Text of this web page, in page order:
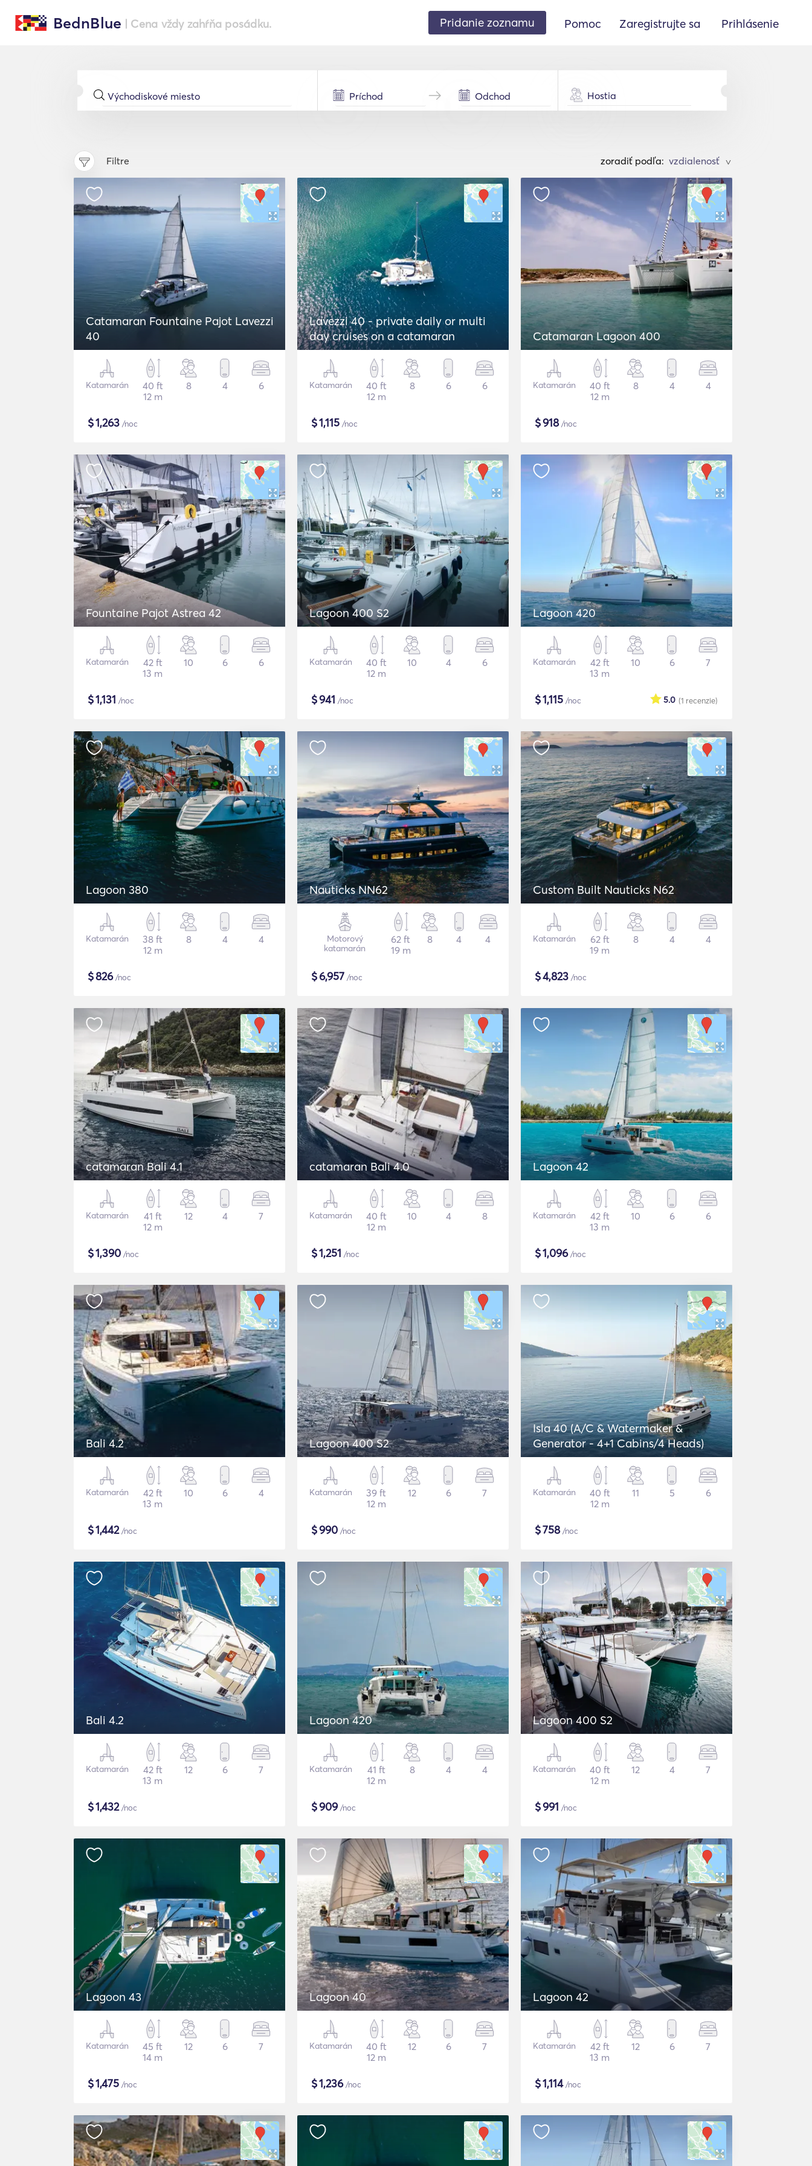
BednBlue | Cena vždy zahŕňa posádku. Pridanie zoznamu Pomoc Zaregistrujte sa Prihlásenie
Hostia
Filtre zoradiť podľa: >
Catamaran Fountaine Pajot Lavezzi
40
Katamarán
40 ft
12 m
8 4 6
$1,263 /noc
Lavezzi 40 - private daily or multi
day cruises on a catamaran
Katamarán
40 ft
12 m
8 6 6
$1,115 /noc
Catamaran Lagoon 400
Katamarán
40 ft
12 m
8 4 4
$918/noc
Fountaine Pajot Astrea 42
Katamarán
42 ft
13 m
10 6 6
$1,131 /noc
Lagoon 400 S2
Katamarán
40 ft
12 m
10 4 6
$941 /noc
Lagoon 420
Katamarán
42 ft
13 m
10 6 7
$1,115 /noc (1 recenzie)
5.0
Lagoon 380
Katamarán
38 ft
12 m
8 4 4
$826/noc
Nauticks NN62
Motorový
katamarán
62 ft
19 m
8 4 4
$6,957 /noc
Custom Built Nauticks N62
Katamarán
62 ft
19 m
8 4 4
$4,823 /noc
catamaran Bali 4.1
Katamarán
41 ft
12 m
12 4 7
$1,390 /noc
catamaran Bali 4.0
Katamarán
40 ft
12 m
10 4 8
$1,251 /noc
Lagoon 42
Katamarán
42 ft
13 m
10 6 6
$1,096/noc
Bali 4.2
Katamarán
42 ft
13 m
10 6 4
$1,442/noc
Lagoon 400 S2
Katamarán
39 ft
12 m
12 6 7
$990 /noc
Isla 40 (A/C & Watermaker &
Generator - 4+1 Cabins/4 Heads)
Katamarán
40 ft
12 m
11 5 6
$758/noc
Bali 4.2
Katamarán
42 ft
13 m
12 6 7
$1,432/noc
Lagoon 420
Katamarán
41 ft
12 m
8 4 4
$909/noc
Lagoon 400 S2
Katamarán
40 ft
12 m
12 4 7
$991 /noc
Lagoon 43
Katamarán
45 ft
14 m
12 6 7
$1,475 /noc
Lagoon 40
Katamarán
40 ft
12 m
12 6 7
$1,236/noc
Lagoon 42
Katamarán
42 ft
13 m
12 6 7
$1,114/noc